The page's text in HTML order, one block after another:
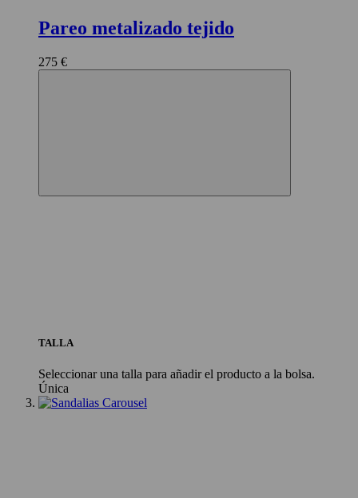
Pareo metalizado tejido
275 €
TALLA
Seleccionar una talla para añadir el producto a la bolsa.
Única